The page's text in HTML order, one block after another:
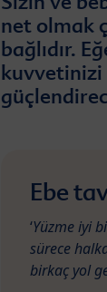
net olmak
bağlıdır.
kuvvetinizi
Ebe
‘Yüzme iyi
sürece
birkaç yol